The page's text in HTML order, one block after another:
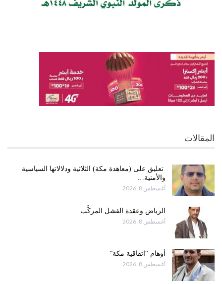
المقالات
تعليق على (معاهدة مكة) الثلاثية ودلالاتها السياسية
والأمنية…
أغسطس 8, 2026
الرياض وعقدة الفشل المركَّب
أغسطس 8, 2026
أوهام “اتفاقية مكة”
أغسطس 8, 2026